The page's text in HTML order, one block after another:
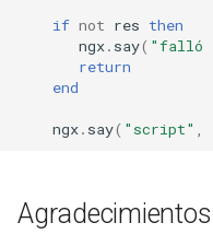
small-light
sorted-args
spnego-http-auth
if not res then
ngx. say( "falló
return
end
ngx. say( "script"
Agradecimientos